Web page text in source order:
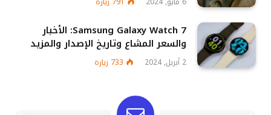
Samsung Galaxy Watch 7: الأخبار
والسعر المشاع وتاريخ الإصدار والمزيد
2 أبريل, 2024 733 زيارة